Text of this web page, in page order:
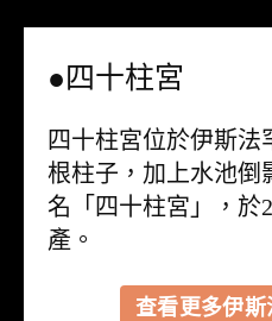
●四十柱宮
四十柱宮位於伊斯法
根柱子，加上水池倒
名「四十柱宮」，於
產。
查看更多伊